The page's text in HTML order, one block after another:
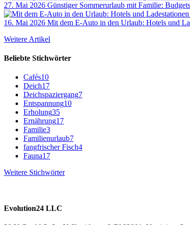
27. Mai 2026 Günstiger Sommerurlaub mit Familie:
16. Mai 2026 Mit dem E-Auto in den Urlaub: Hotels und
Weitere Artikel
Beliebte Stichwörter
Cafés10
Deich17
Deichspaziergang7
Entspannung10
Erholung35
Ernährung17
Familie3
Familienurlaub7
fangfrischer Fisch4
Fauna17
Weitere Stichwörter
Evolution24 LLC